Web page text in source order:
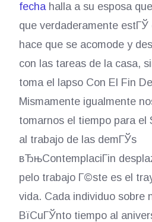
fechahalla a su esposa
que verdaderamente estГЎ
hace que se acomode y
con las tareas de la casa,
toma el lapso Con El Fin
Mismamente igualmente
tomarnos el tiempo para el
al trabajo de las demГЎs
вЂњContemplaciГіn
pelo trabajo Г©ste es el
vida. Cada individuo sobre
ВїCuГЎnto tiempo al